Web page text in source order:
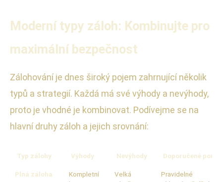
Moderní typy záloh: Kombinujte pro
maximální bezpečnost
Zálohování je dnes široký pojem zahrnující několik
typů a strategií. Každá má své výhody a nevýhody,
proto je vhodné je kombinovat. Podívejme se na
hlavní druhy záloh a jejich srovnání:
Typ zálohy Výhody Nevýhody Doporučené
Plná záloha
Kompletní
Velká
Pravidelné